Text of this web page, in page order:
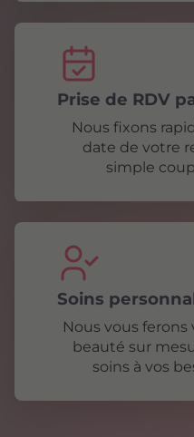
Prise de RDV
Nous fixons
date de votre
simple
Soins
Nous vous
beauté sur
soins à vos